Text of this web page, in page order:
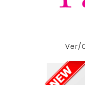
Ver/